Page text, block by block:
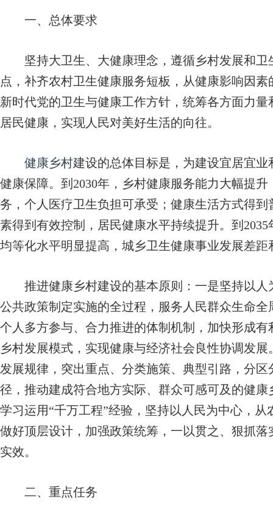
一、总体要求
坚持大卫生、大健康理念，遵循乡村发展和卫
点，补齐农村卫生健康服务短板，从健康影响因
新时代党的卫生与健康工作方针，统筹各方面力
居民健康，实现人民对美好生活的向往。
健康乡村建设的总体目标是，为建设宜居宜
健康保障。到2030年，乡村健康服务能力大幅提
务，个人医疗卫生负担可承受；健康生活方式得
素得到有效控制，居民健康水平持续提升。到
均等化水平明显提高，城乡卫生健康事业发展差
推进健康乡村建设的基本原则：一是坚持以人
公共政策制定实施的全过程，服务人民群众生命
个人多方参与、合力推进的体制机制，加快形成
乡村发展模式，实现健康与经济社会良性协调发
发展规律，突出重点、分类施策、典型引路，分
径，推动建成符合地方实际、群众可感可及的健
学习运用“千万工程”经验，坚持以人民为中心，
做好顶层设计，加强政策统筹，一以贯之、狠抓
实效。
二、重点任务